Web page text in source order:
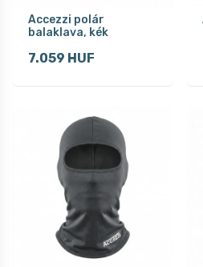
Accezzi polár
balaklava, kék
7.059 HUF